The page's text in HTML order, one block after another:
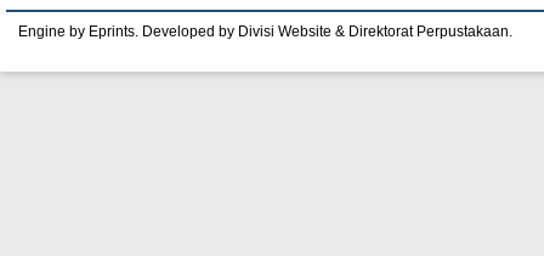
Engine by Eprints. Developed by Divisi Website & Direktorat Perpustakaan.